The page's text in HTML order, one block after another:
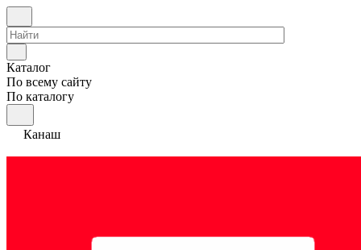
Каталог
По всему сайту
По каталогу
Канаш